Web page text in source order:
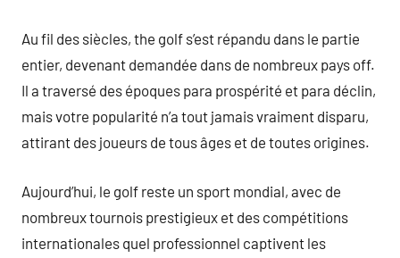
Au fil des siècles, the golf s’est répandu dans le partie
entier, devenant demandée dans de nombreux pays off.
Il a traversé des époques para prospérité et para déclin,
mais votre popularité n’a tout jamais vraiment disparu,
attirant des joueurs de tous âges et de toutes origines.
Aujourd’hui, le golf reste un sport mondial, avec de
nombreux tournois prestigieux et des compétitions
internationales quel professionnel captivent les